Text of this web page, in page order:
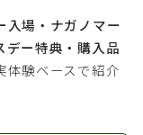
入場・ナガノマー
デー特典・購入品
体験ベースで紹介